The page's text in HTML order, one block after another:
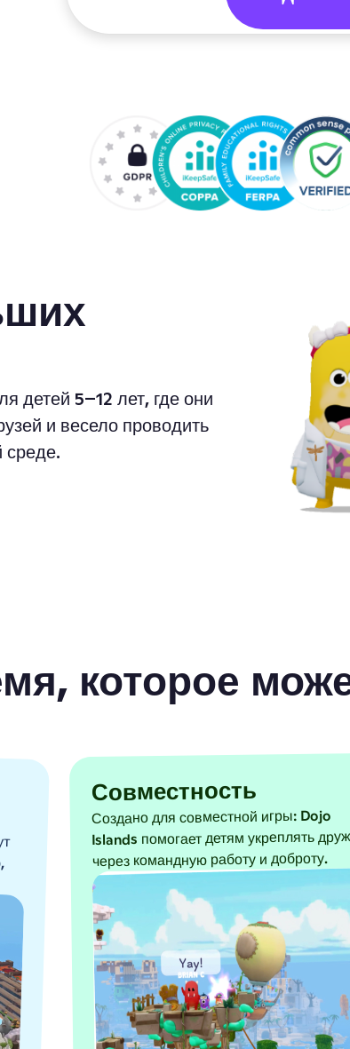
детей 5–12 лет, где они
и весело проводить
среде.
которое
Совместность
Создано для совместной игры: Dojo
Islands помогает детям укреплять
через командную работу и доброту.